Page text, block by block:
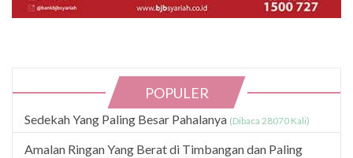
POPULER
Sedekah Yang Paling Besar Pahalanya (Dibaca 28070 Kali)
Amalan Ringan Yang Berat di Timbangan dan Paling